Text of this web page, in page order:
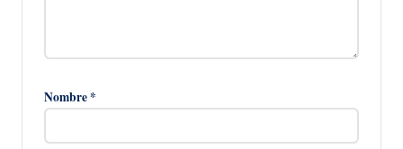
Nombre*